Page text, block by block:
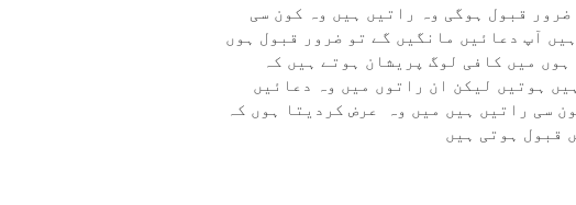
قبول ہوگی وہ راتیں ہیں وہ کون سی
آپ دعائیں مانگیں گے تو ضرور قبول ہوں
میں کافی لوگ پریشان ہوتے ہیں کہ
ہوتیں لیکن ان راتوں میں وہ دعائیں
سی راتیں ہیں میں وہ عرض کردیتا ہوں کہ